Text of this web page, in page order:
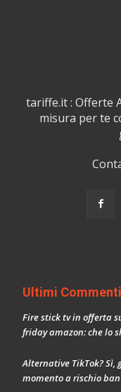
tariffe.it : Offerte
misura per te
Ultimi Commenti
Fire stick tv in offerta
friday amazon: che lo
Alternative TikTok?
momento a rischio ban